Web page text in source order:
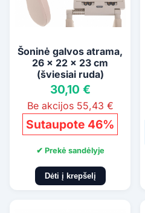
Šoninė galvos atrama,
26 x 22 x 23 cm
(šviesiai ruda)
30,10 €
Be akcijos 55,43 €
Sutaupote 46%
✔ Prekė sandėlyje
Dėti į krepšelį